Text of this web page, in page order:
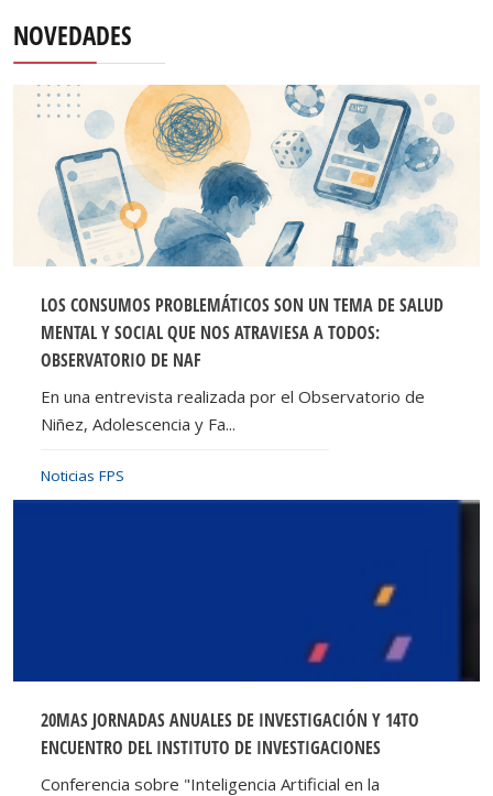
NOVEDADES
LOS CONSUMOS PROBLEMÁTICOS SON UN TEMA DE SALUD
MENTAL Y SOCIAL QUE NOS ATRAVIESA A TODOS:
OBSERVATORIO DE NAF
Noticias FPS
En una entrevista realizada por el Observatorio de
Niñez, Adolescencia y Fa...
20MAS JORNADAS ANUALES DE INVESTIGACIÓN Y 14TO
ENCUENTRO DEL INSTITUTO DE INVESTIGACIONES
Conferencia sobre "Inteligencia Artificial en la